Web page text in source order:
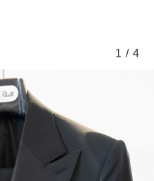
1 / 4